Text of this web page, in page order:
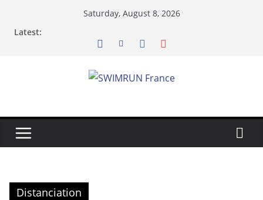
Saturday, August 8, 2026
Latest:
Distanciation